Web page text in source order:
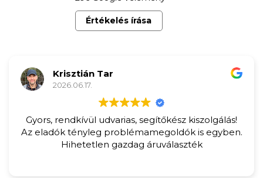
Értékelés írása
Krisztián Tar
2026.06.17.
Gyors, rendkívül udvarias, segítőkész kiszolgálás!
Az eladók tényleg problémamegoldók is egyben.
Hihetetlen gazdag áruválaszték